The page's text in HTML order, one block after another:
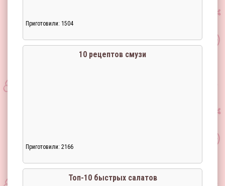
Приготовили: 1504
10 рецептов смузи
Приготовили: 2166
Топ-10 быстрых салатов